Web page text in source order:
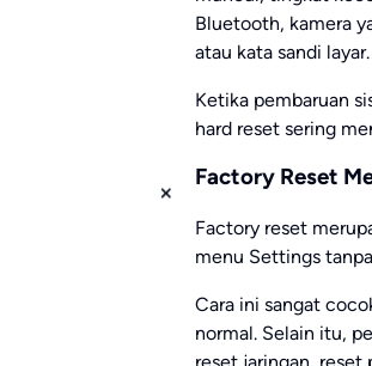
Bluetooth, kamera
atau kata sandi layar.
Ketika pembaruan
hard reset sering
Factory Reset
Factory reset
menu Settings
Cara ini sangat
normal. Selain itu,
reset jaringan, reset